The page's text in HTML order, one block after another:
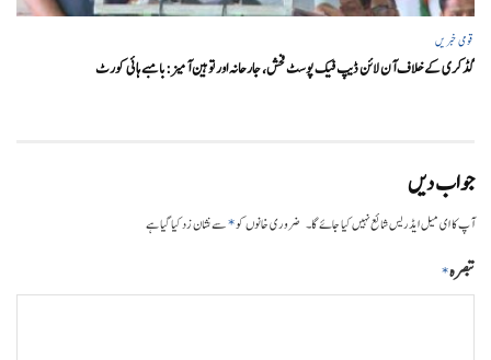
قومی خبریں
گڈکری کے خلاف آن لائن ڈیپ فیک پوسٹ فحش، جارحانہ اور توہین آمیز:بامبے ہائی کورٹ
جواب دیں
آپ کا ای میل ایڈریس شائع نہیں کیا جائے گا۔ ضروری خانوں کو*سے نشان زد کیا گیا ہے
تبصرہ*